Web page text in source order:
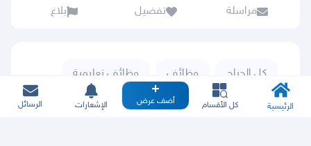
مراسلة تفضيل بلاغ
كل الحراج وظائف وظائف تعليمية
الرئيسية كل الأقسام أضف عرض الإشعارات الرسائل